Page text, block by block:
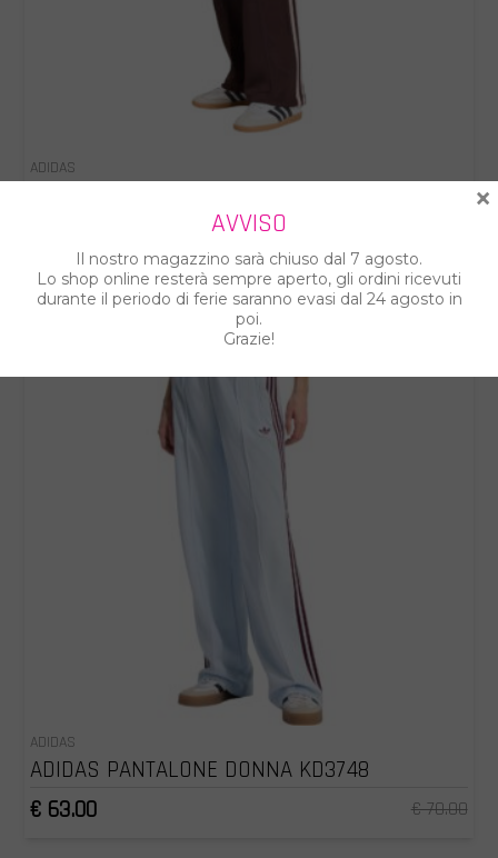
ADIDAS
ADIDAS
ADIDAS PANTALONE DONNA KD3748
€ 63.00
€ 70.00
AVVISO
Il nostro magazzino sarà chiuso dal 7 agosto.
Lo shop online resterà sempre aperto, gli ordini ricevuti
durante il periodo di ferie saranno evasi dal 24 agosto in
poi.
Grazie!
×